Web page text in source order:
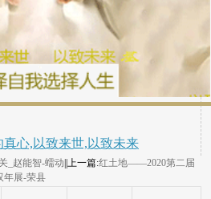
真心,以致来世,以致未来
_赵能智-蠕动 ||上一篇:红土地——2020第二届
年展-荣县